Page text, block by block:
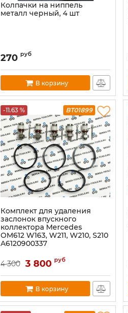
Колпачки на ниппель
металл черный, 4 шт
270 руб
В корзину
-11.63 % BT01899
Комплект для удаления
заслонок впускного
коллектора Mercedes
OM612 W163, W211, W210, S210
A6120900337
4 300 3 800 руб
В корзину